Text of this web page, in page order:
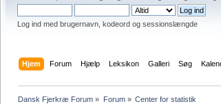
Log ind med brugernavn, kodeord og sessionslængde
Hjem Forum Hjælp Leksikon Galleri Søg
Dansk Fjerkræ Forum » Forum» Center for statistik